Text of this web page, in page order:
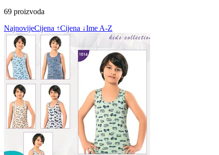
69 proizvoda
NajnovijeCijena ↑Cijena ↓Ime A-Z